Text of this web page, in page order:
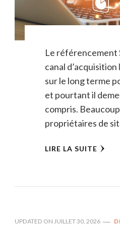
Le référencement
canal
sur le long terme
et pourtant il
compris.
propriétaires de
LIRE LA SUITE
UPDATED ON JUILLET 30, 2026